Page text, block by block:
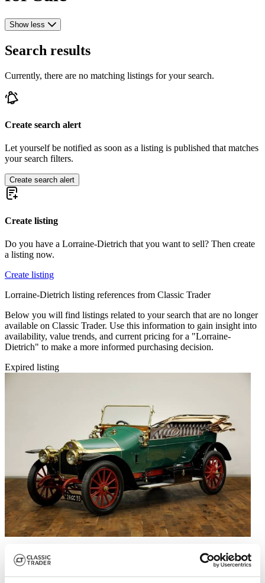
Show less
Search results
Currently, there are no matching listings for your search.
Create search alert
Let yourself be notified as soon as a listing is published that matches
your search filters.
Create search alert
Create listing
Do you have a Lorraine-Dietrich that you want to sell? Then create
a listing now.
Create listing
Lorraine-Dietrich listing references from Classic Trader
Below you will find listings related to your search that are no longer
available on Classic Trader. Use this information to gain insight into
availability, value trends, and current pricing for a "Lorraine-
Dietrich" to make a more informed purchasing decision.
Expired listing
1912 | Lorraine-Dietrich Type S.L.F.
£84,9073 years ago